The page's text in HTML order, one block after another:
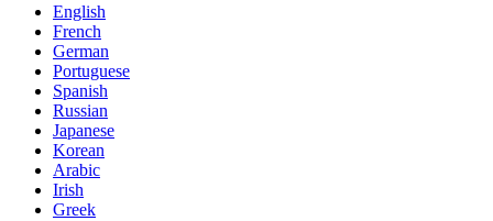
English
French
German
Portuguese
Spanish
Russian
Japanese
Korean
Arabic
Irish
Greek